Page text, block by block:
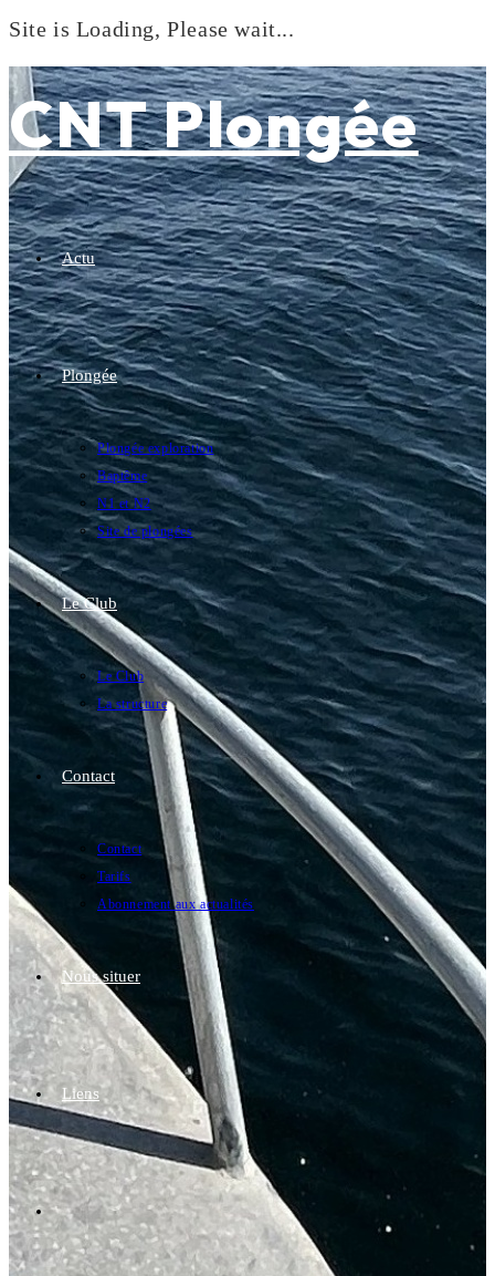
Site is Loading, Please wait...
to
content
CNT Plongée
Actu
Plongée
Plongée exploration
Baptême
N1 et N2
Site de plongées
Le Club
Le Club
La structure
Contact
Contact
Tarifs
Abonnement aux actualités
Nous situer
Liens
Toggle